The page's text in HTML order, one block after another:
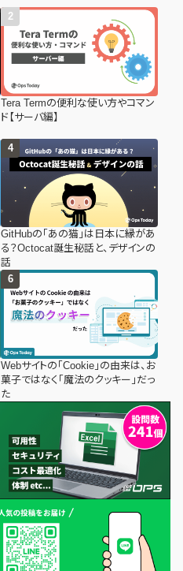
Tera Termの便利な使い方やコマン
ド【サーバ編】
GitHubの「あの猫」は日本に縁があ
る？Octocat誕生秘話と、デザインの
話
Webサイトの「Cookie」の由来は、お
菓子ではなく「魔法のクッキー」だっ
た